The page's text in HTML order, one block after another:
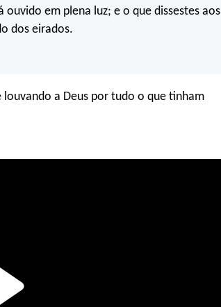
ouvido em plena luz; e o que dissestes aos
dos eirados.
a Deus por tudo o que tinham